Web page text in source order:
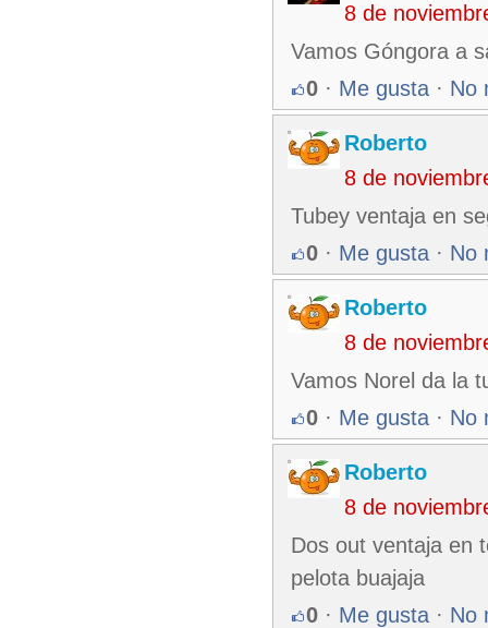
8 de
Vamos Góngora a
0 · Me gusta · No
Roberto
8 de
Tubey ventaja en
0 · Me gusta · No
Roberto
8 de
Vamos Norel da la
0 · Me gusta · No
Roberto
8 de
Dos out ventaja en
pelota buajaja
0 · Me gusta · No